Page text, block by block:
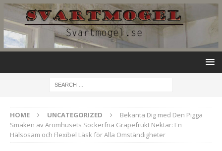
HOME UNCATEGORIZED
Bekanta Dig med Den Pigga
Smaken av Aromhusets Sockerfria Grapefrukt Nektar: En
Hälsosam och Flexibel Läsk för Alla Omständigheter